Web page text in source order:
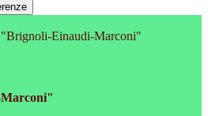
Einaudi-Marconi"